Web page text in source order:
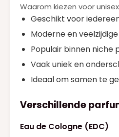
Waarom kiezen voor
Geschikt voor
Moderne en
Populair binnen niche
Vaak uniek en
Ideaal om samen te
Verschillende
Eau de Cologne (EDC)